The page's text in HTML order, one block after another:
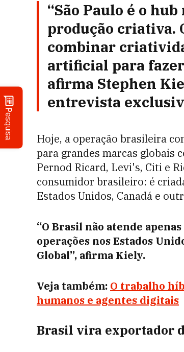
Pesquisa
“São Paulo é o
produção criativa.
combinar
artificial para
afirma Stephen
entrevista
Hoje, a operação brasileira
para grandes marcas globais
Pernod Ricard, Levi's, Citi e
consumidor brasileiro: é
Estados Unidos, Canadá e
“O Brasil não atende
operações nos Estados
Global”, afirma Kiely.
Veja também: O trabalho
humanos e agentes digitais
Brasil vira exportador